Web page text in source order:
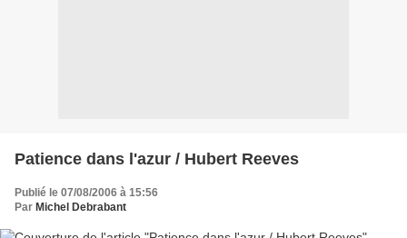
Patience dans l'azur / Hubert Reeves
Publié le 07/08/2006 à 15:56
Par Michel Debrabant